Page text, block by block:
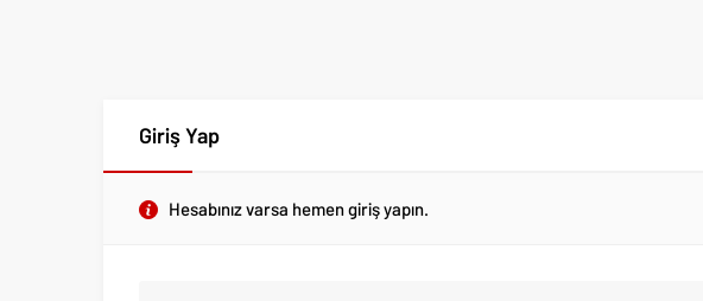
Giriş Yap
Hesabınız varsa hemen giriş yapın.